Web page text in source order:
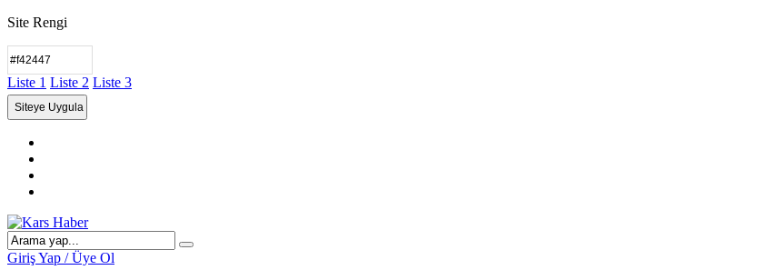
Site Rengi
Liste 1 Liste 2 Liste 3
Giriş Yap / Üye Ol